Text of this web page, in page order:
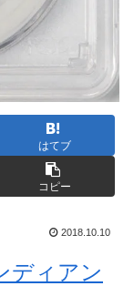
はてブ
コピー
2018.10.10
ディアン